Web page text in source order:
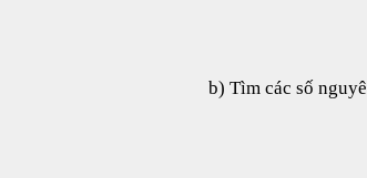
b) Tìm các số